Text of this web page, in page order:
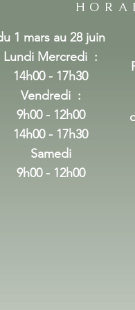
1 mars au 28 juin
Lundi Mercredi :
14h00 - 17h30
Vendredi :
9h00 - 12h00
14h00 - 17h30
Samedi
9h00 - 12h00